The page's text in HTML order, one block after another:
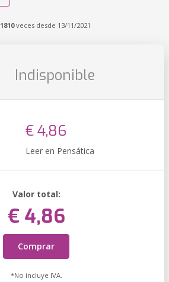
1810veces desde 13/11/2021
Indisponible
€ 4,86
Leer en Pensática
Valor total:
€ 4,86
Comprar
*No incluye IVA.